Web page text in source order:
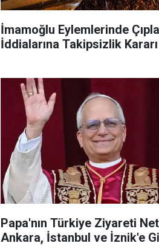
İmamoğlu Eylemlerinde
İddialarına Takipsizlik Kararı
Papa'nın Türkiye Ziyareti
Ankara, İstanbul ve İznik'e